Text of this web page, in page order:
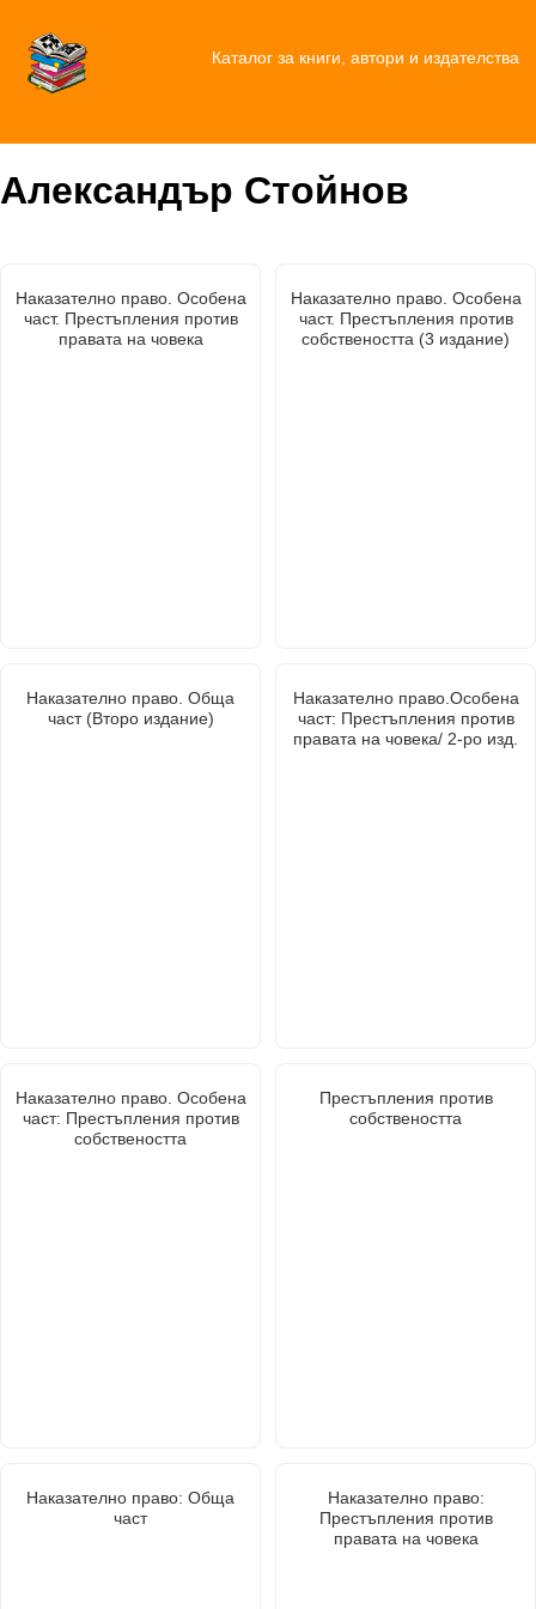
Каталог за книги, автори и издателства
Александър Стойнов
Наказателно право. Особена
част. Престъпления против
правата на човека
Наказателно право. Особена
част. Престъпления против
собствеността (3 издание)
Наказателно право. Обща
част (Второ издание)
Наказателно право.Особена
част: Престъпления против
правата на човека/ 2-ро изд.
Наказателно право. Особена
част: Престъпления против
собствеността
Престъпления против
собствеността
Наказателно право: Обща
част
Наказателно право:
Престъпления против
правата на човека